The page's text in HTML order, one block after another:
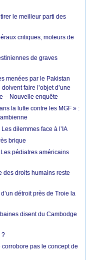
le meilleur parti des
critiques, moteurs de
de graves
menées par le Pakistan
faire l’objet d’une
– Nouvelle enquête
la lutte contre les MGF » :
dilemmes face à l’IA
brique
pédiatres américains
des droits humains reste
détroit près de Troie la
disent du Cambodge
?
pas le concept de